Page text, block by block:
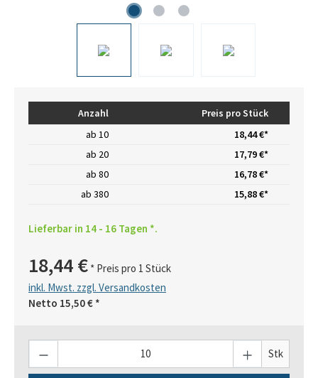
Anzahl
Preis pro Stück
ab 10
18,44 €*
ab 20
17,79 €*
ab 80
16,78 €*
ab 380 15,88 €*
Lieferbar in 14 - 16 Tagen *.
18,44 € * Preis pro 1 Stück
inkl. Mwst. zzgl. Versandkosten
Netto 15,50 € *
Stk